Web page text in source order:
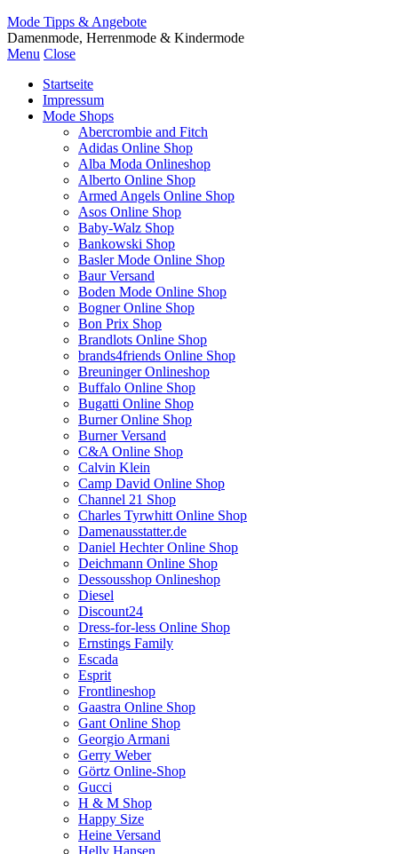
Mode Tipps & Angebote
Damenmode, Herrenmode & Kindermode
Menu Close
Startseite
Impressum
Mode Shops
Abercrombie and Fitch
Adidas Online Shop
Alba Moda Onlineshop
Alberto Online Shop
Armed Angels Online Shop
Asos Online Shop
Baby-Walz Shop
Bankowski Shop
Basler Mode Online Shop
Baur Versand
Boden Mode Online Shop
Bogner Online Shop
Bon Prix Shop
Brandlots Online Shop
brands4friends Online Shop
Breuninger Onlineshop
Buffalo Online Shop
Bugatti Online Shop
Burner Online Shop
Burner Versand
C&A Online Shop
Calvin Klein
Camp David Online Shop
Channel 21 Shop
Charles Tyrwhitt Online Shop
Damenausstatter.de
Daniel Hechter Online Shop
Deichmann Online Shop
Dessousshop Onlineshop
Diesel
Discount24
Dress-for-less Online Shop
Ernstings Family
Escada
Esprit
Frontlineshop
Gaastra Online Shop
Gant Online Shop
Georgio Armani
Gerry Weber
Görtz Online-Shop
Gucci
H & M Shop
Happy Size
Heine Versand
Helly Hansen